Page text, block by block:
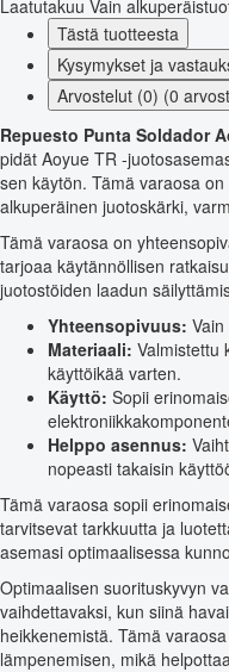
Laatutakuu Vain
Tästä tuotteesta
Kysymykset ja
Arvostelut (0) (0
Repuesto Punta Soldador
pidät Aoyue TR -
sen käytön. Tämä varaosa
alkuperäinen juotoskärki,
Tämä varaosa on
tarjoaa käytännöllisen
juotostöiden laadun
Yhteensopivuus:
Materiaali: Valmistettu
käyttöikää varten.
Käyttö: Sopii
Helppo asennus:
nopeasti takaisin
Tämä varaosa sopii
tarvitsevat tarkkuutta ja
asemasi optimaalisessa
Optimaalisen suorituskyvyn
vaihdettavaksi, kun siinä
heikkenemistä. Tämä
lämpenemisen, mikä